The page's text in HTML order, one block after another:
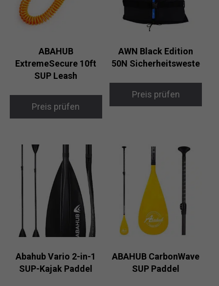
ABAHUB
ExtremeSecure 10ft
SUP Leash
Preis prüfen
AWN Black Edition
50N Sicherheitsweste
Preis prüfen
Abahub Vario 2-in-1
SUP-Kajak Paddel
ABAHUB CarbonWave
SUP Paddel